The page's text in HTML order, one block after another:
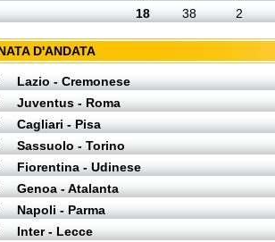
18 38 2
D'ANDATA
Lazio - Cremonese
Juventus - Roma
Cagliari - Pisa
Sassuolo - Torino
Fiorentina - Udinese
Genoa - Atalanta
Napoli - Parma
Inter - Lecce